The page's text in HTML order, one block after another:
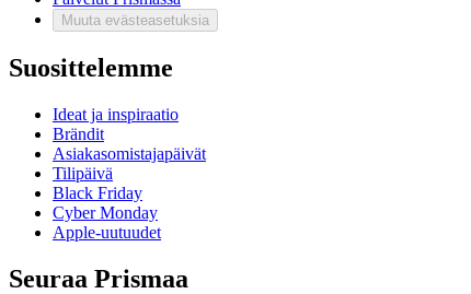
Muuta evästeasetuksia
Suosittelemme
Ideat ja inspiraatio
Brändit
Asiakasomistajapäivät
Tilipäivä
Black Friday
Cyber Monday
Apple-uutuudet
Seuraa Prismaa